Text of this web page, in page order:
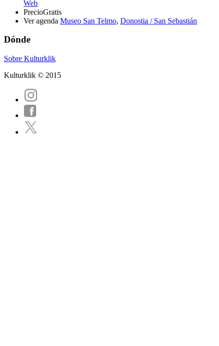
Web
PrecioGratis
Ver agenda Museo San Telmo, Donostia / San Sebastián
Dónde
Sobre Kulturklik
Kulturklik © 2015